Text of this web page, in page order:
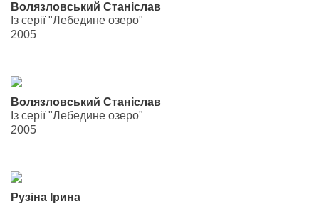
Волязловський Станіслав
Із серії "Лебедине озеро"
2005
Волязловський Станіслав
Із серії "Лебедине озеро"
2005
Рузіна Ірина